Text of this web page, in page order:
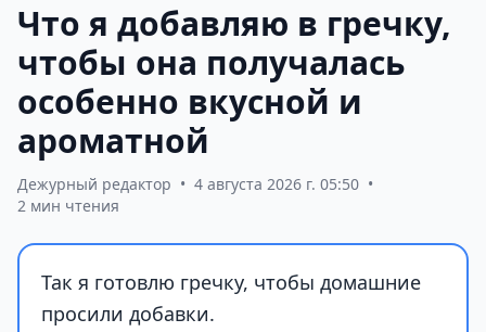
Что я добавляю в гречку,
чтобы она получалась
особенно вкусной и
ароматной
Дежурный редактор • 4 августа 2026 г. 05:50 •
2 мин чтения
Так я готовлю гречку, чтобы домашние
просили добавки.